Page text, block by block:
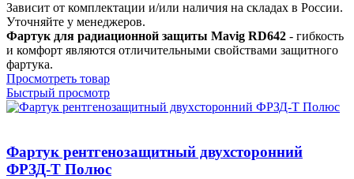
Зависит от комплектации и/или наличия на складах в России.
Уточняйте у менеджеров.
Фартук для радиационной защиты Mavig RD642 - гибкость
и комфорт являются отличительными свойствами защитного
фартука.
Просмотреть товар
Быстрый просмотр
Фартук рентгенозащитный двухсторонний
ФРЗД-Т Полюс